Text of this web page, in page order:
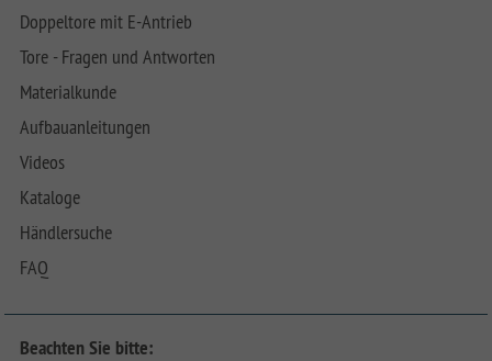
Doppeltore mit E-Antrieb
Tore - Fragen und Antworten
Materialkunde
Aufbauanleitungen
Videos
Kataloge
Händlersuche
FAQ
Beachten Sie bitte: